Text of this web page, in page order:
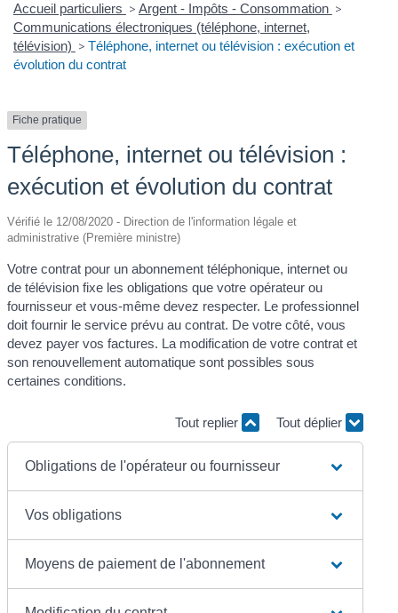
Accueil particuliers > Argent - Impôts - Consommation >
Communications électroniques (téléphone, internet,
télévision) > Téléphone, internet ou télévision : exécution et
évolution du contrat
Fiche pratique
Téléphone, internet ou télévision :
exécution et évolution du contrat
Vérifié le 12/08/2020 - Direction de l'information légale et
administrative (Première ministre)
Votre contrat pour un abonnement téléphonique, internet ou
de télévision fixe les obligations que votre opérateur ou
fournisseur et vous-même devez respecter. Le professionnel
doit fournir le service prévu au contrat. De votre côté, vous
devez payer vos factures. La modification de votre contrat et
son renouvellement automatique sont possibles sous
certaines conditions.
Tout replier Tout déplier
Obligations de l'opérateur ou fournisseur
Vos obligations
Moyens de paiement de l'abonnement